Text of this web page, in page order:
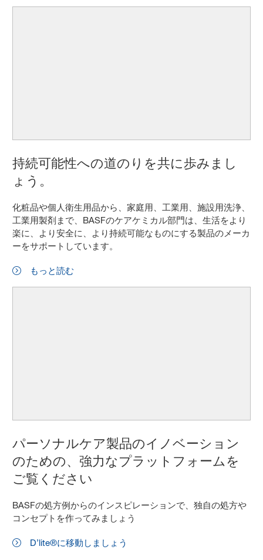
持続可能性への道のりを共に歩みまし
ょう。
化粧品や個人衛生用品から、家庭用、工業用、施設用洗浄、
工業用製剤まで、BASFのケアケミカル部門は、生活をより
楽に、より安全に、より持続可能なものにする製品のメーカ
ーをサポートしています。
もっと読む
パーソナルケア製品のイノベーション
のための、強力なプラットフォームを
ご覧ください
BASFの処方例からのインスピレーションで、独自の処方や
コンセプトを作ってみましょう
D’lite®に移動しましょう